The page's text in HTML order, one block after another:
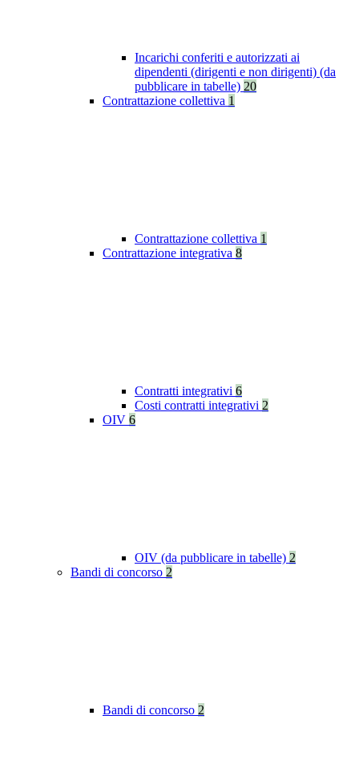
Incarichi conferiti e autorizzati ai
dipendenti (dirigenti e non dirigenti) (da
pubblicare in tabelle) 20
Contrattazione collettiva 1
Contrattazione collettiva 1
Contrattazione integrativa 8
Contratti integrativi 6
Costi contratti integrativi 2
OIV 6
OIV (da pubblicare in tabelle) 2
Bandi di concorso 2
Bandi di concorso 2